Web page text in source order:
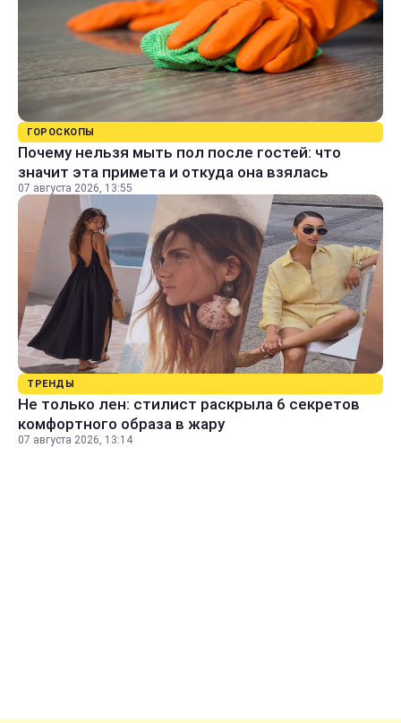
ГОРОСКОПЫ
Почему нельзя мыть пол после гостей: что
значит эта примета и откуда она взялась
07 августа 2026, 13:55
ТРЕНДЫ
Не только лен: стилист раскрыла 6 секретов
комфортного образа в жару
07 августа 2026, 13:14